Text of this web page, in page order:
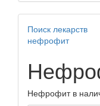
Поиск лекарств
нефрофит
Нефрофит в